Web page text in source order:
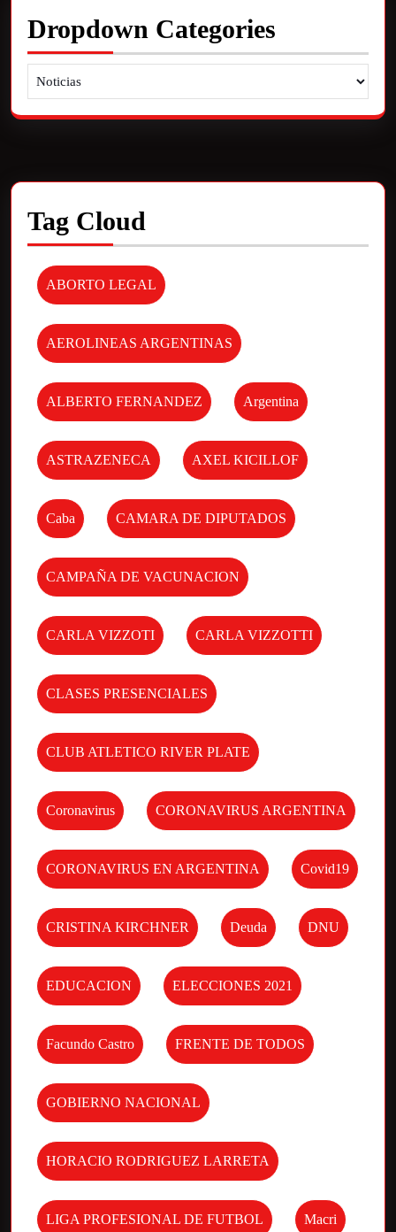
Dropdown Categories
Tag Cloud
ABORTO LEGAL
AEROLINEAS ARGENTINAS
ALBERTO FERNANDEZ Argentina
ASTRAZENECA AXEL KICILLOF
Caba CAMARA DE DIPUTADOS
CAMPAÑA DE VACUNACION
CARLA VIZZOTI CARLA VIZZOTTI
CLASES PRESENCIALES
CLUB ATLETICO RIVER PLATE
Coronavirus CORONAVIRUS ARGENTINA
CORONAVIRUS EN ARGENTINA Covid19
CRISTINA KIRCHNER Deuda DNU
EDUCACION ELECCIONES 2021
Facundo Castro FRENTE DE TODOS
GOBIERNO NACIONAL
HORACIO RODRIGUEZ LARRETA
LIGA PROFESIONAL DE FUTBOL Macri